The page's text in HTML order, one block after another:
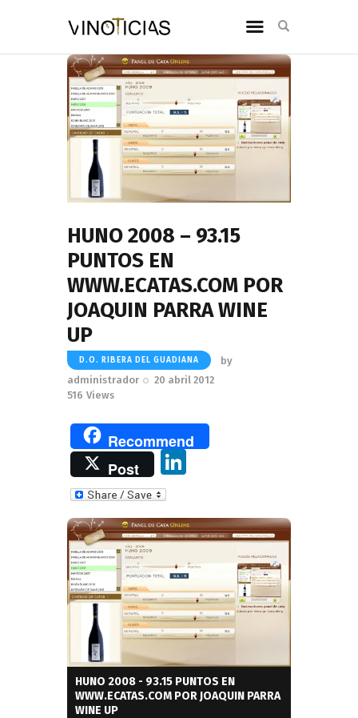
HUNO 2008 – 93.15
PUNTOS EN
WWW.ECATAS.COM POR
JOAQUIN PARRA WINE
UP
D.O. RIBERA DEL GUADIANA
by
administrador
20 abril 2012
516 Views
Recommend
Post
k
e
dI
n
HUNO 2008 - 93.15 PUNTOS EN
WWW.ECATAS.COM POR JOAQUIN PARRA
WINE UP